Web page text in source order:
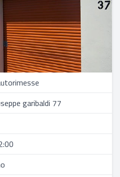
garibaldi 77